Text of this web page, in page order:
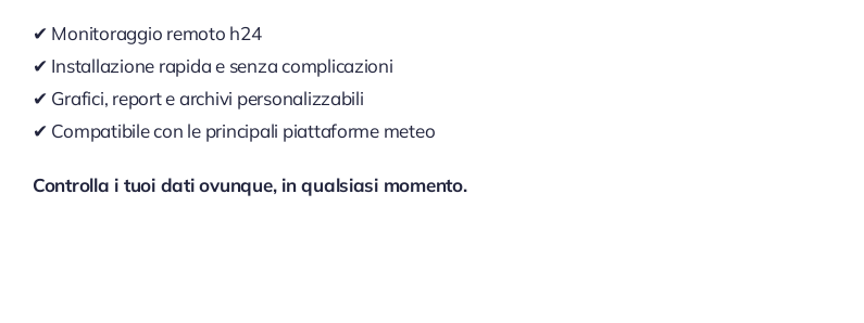
✔ Monitoraggio remoto h24
✔ Installazione rapida e senza complicazioni
✔ Grafici, report e archivi personalizzabili
✔ Compatibile con le principali piattaforme meteo
Controlla i tuoi dati ovunque, in qualsiasi momento.